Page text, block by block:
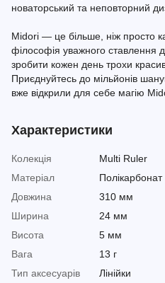
новаторський та неповторний
Midori — це більше, ніж просто
філософія уважного ставлення
зробити кожен день трохи
Приєднуйтесь до мільйонів
вже відкрили для себе магію
Характеристики
Колекція
Multi Ruler
Матеріал
Полікарбонат
Довжина
310 мм
Ширина
24 мм
Висота
5 мм
Вага
13 г
Тип аксесуарів
Лінійки